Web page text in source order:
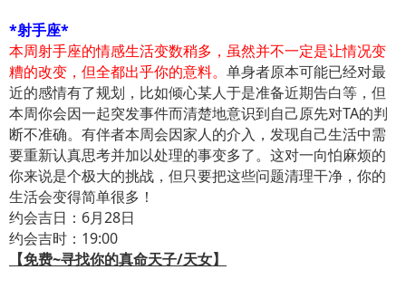
*射手座*
本周射手座的情感生活变数稍多，虽然并不一定是让情况变
糟的改变，但全都出乎你的意料。 单身者原本可能已经对最
近的感情有了规划，比如倾心某人于是准备近期告白等，但
本周你会因一起突发事件而清楚地意识到自己原先对TA的判
断不准确。有伴者本周会因家人的介入，发现自己生活中需
要重新认真思考并加以处理的事变多了。这对一向怕麻烦的
你来说是个极大的挑战，但只要把这些问题清理干净，你的
生活会变得简单很多！
约会吉日：6月28日
约会吉时：19:00
【免费~寻找你的真命天子/天女】